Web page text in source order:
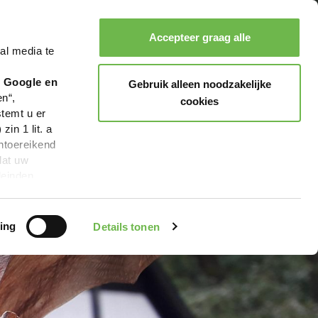
media te
en
u er
zin 1 lit. a
uw
Details tonen
Accepteer graag alle
Gebruik alleen noodzakelijke
cookies
Boeken Menu